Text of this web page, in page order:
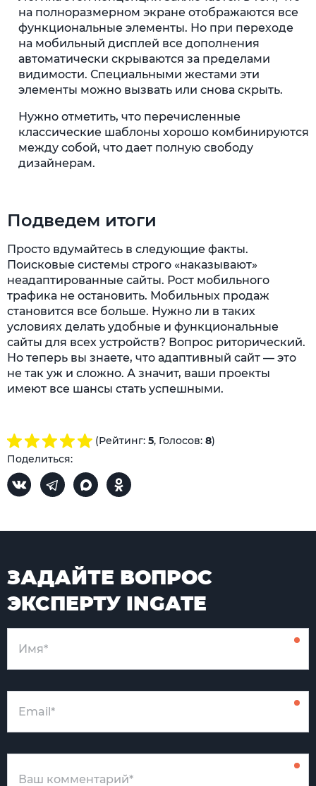
на полноразмерном экране отображаются все
функциональные элементы. Но при переходе
на мобильный дисплей все дополнения
автоматически скрываются за пределами
видимости. Специальными жестами эти
элементы можно вызвать или снова скрыть.
Нужно отметить, что перечисленные
классические шаблоны хорошо комбинируются
между собой, что дает полную свободу
дизайнерам.
Подведем итоги
Просто вдумайтесь в следующие факты.
Поисковые системы строго «наказывают»
неадаптированные сайты. Рост мобильного
трафика не остановить. Мобильных продаж
становится все больше. Нужно ли в таких
условиях делать удобные и функциональные
сайты для всех устройств? Вопрос риторический.
Но теперь вы знаете, что адаптивный сайт — это
не так уж и сложно. А значит, ваши проекты
имеют все шансы стать успешными.
(Рейтинг: 5, Голосов: 8)
Поделиться:
ЗАДАЙТЕ ВОПРОС
ЭКСПЕРТУ INGATE